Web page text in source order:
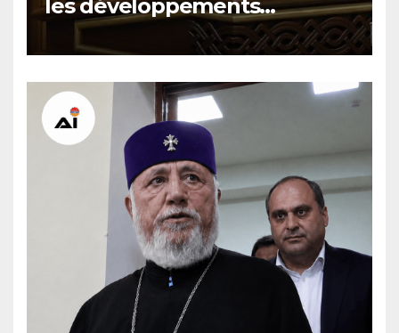
les développements
internationaux pèsent sur la
signature finale